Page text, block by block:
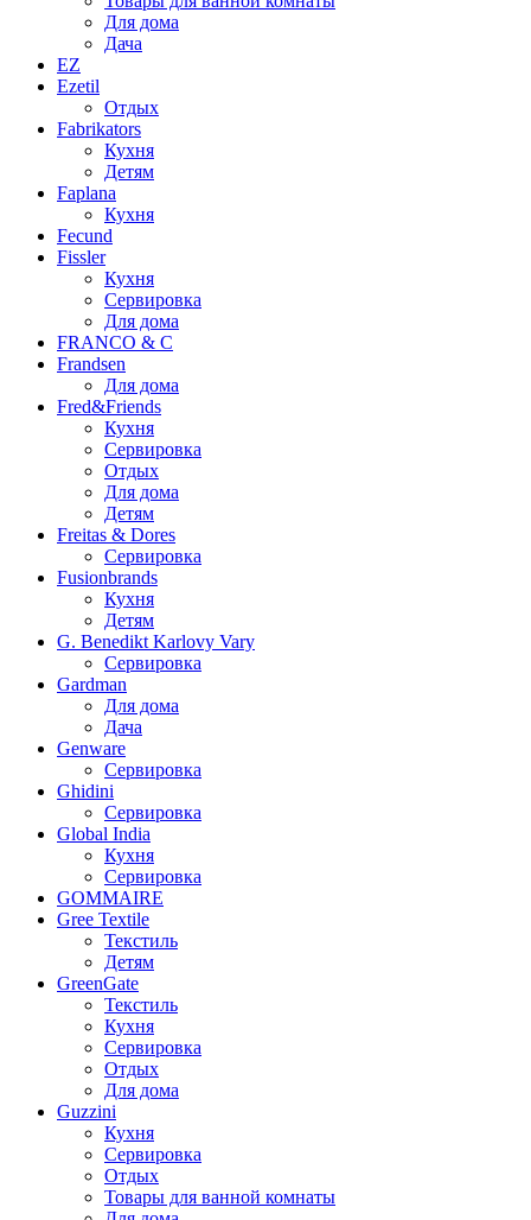
Для дома
Дача
EZ
Ezetil
Отдых
Fabrikators
Кухня
Детям
Faplana
Кухня
Fecund
Fissler
Кухня
Сервировка
Для дома
FRANCO & C
Frandsen
Для дома
Fred&Friends
Кухня
Сервировка
Отдых
Для дома
Детям
Freitas & Dores
Сервировка
Fusionbrands
Кухня
Детям
G. Benedikt Karlovy Vary
Сервировка
Gardman
Для дома
Дача
Genware
Сервировка
Ghidini
Сервировка
Global India
Кухня
Сервировка
GOMMAIRE
Gree Textile
Текстиль
Детям
GreenGate
Текстиль
Кухня
Сервировка
Отдых
Для дома
Guzzini
Кухня
Сервировка
Отдых
Товары для ванной комнаты